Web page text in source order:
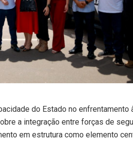
do Estado no enfrentamento
a integração entre forças de
em estrutura como elemento